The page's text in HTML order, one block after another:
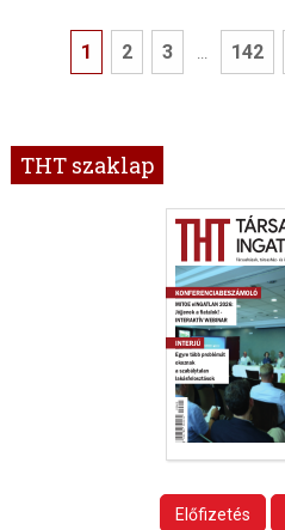
1 2 3 ... 142
THT szaklap
Előfizetés